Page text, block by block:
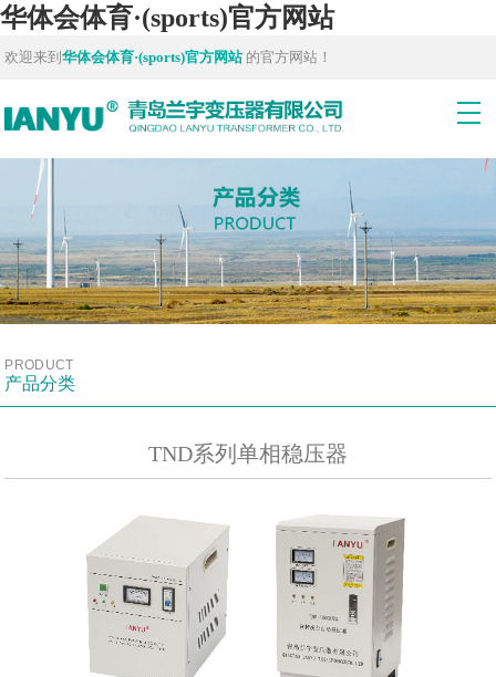
华体会体育·(sports)官方网站
欢迎来到华体会体育·(sports)官方网站 的官方网站！
PRODUCT
产品分类
TND系列单相稳压器